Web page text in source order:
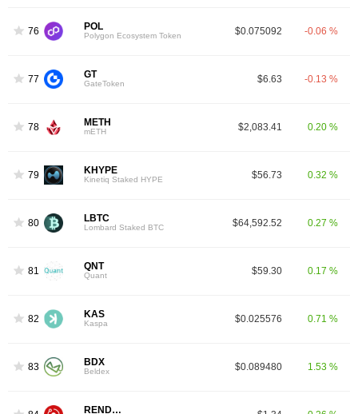
76 POL
Polygon Ecosystem Token $0.075092 -0.06 %
77 GT
GateToken $6.63 -0.13 %
78 METH
mETH $2,083.41 0.20 %
79 KHYPE
Kinetiq Staked HYPE $56.73 0.32 %
80 LBTC
Lombard Staked BTC $64,592.52 0.27 %
81 QNT
Quant $59.30 0.17 %
82 KAS
Kaspa $0.025576 0.71 %
83 BDX
Beldex $0.089480 1.53 %
RENDER